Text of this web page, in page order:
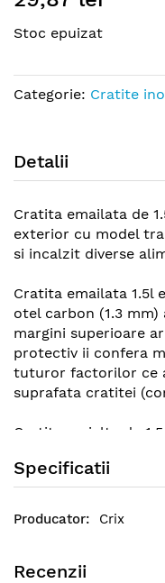
beginning
the
images
Stoc epuizat
Categorie: Cratite
Detalii
Cratita emailata de
exterior cu model
si incalzit diverse
Cratita emailata 1.5l
otel carbon (1.3
margini superioare
protectiv ii confera
tuturor factorilor ce
suprafata cratitei
Cratita emialta de
fie ca faceti excursii
cortul.
Specificatii
Crix
Recenzii